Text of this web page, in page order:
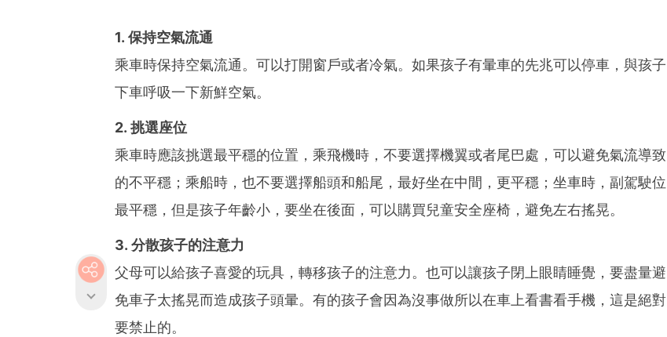
1. 保持空氣流通
乘車時保持空氣流通。可以打開窗戶或者冷氣。如果孩子有暈車的先兆可以停車，與孩子
下車呼吸一下新鮮空氣。
2. 挑選座位
乘車時應該挑選最平穩的位置，乘飛機時，不要選擇機翼或者尾巴處，可以避免氣流導致
的不平穩；乘船時，也不要選擇船頭和船尾，最好坐在中間，更平穩；坐車時，副駕駛位
最平穩，但是孩子年齡小，要坐在後面，可以購買兒童安全座椅，避免左右搖晃。
3. 分散孩子的注意力
父母可以給孩子喜愛的玩具，轉移孩子的注意力。也可以讓孩子閉上眼睛睡覺，要盡量避
免車子太搖晃而造成孩子頭暈。有的孩子會因為沒事做所以在車上看書看手機，這是絕對
要禁止的。